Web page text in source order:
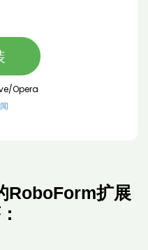
Opera
RoboForm扩展